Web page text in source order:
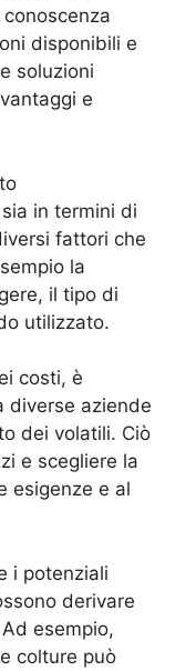
disponibili e
soluzioni
e
in termini di
fattori che
la
il tipo di
utilizzato.
costi, è
diverse aziende
dei volatili. Ciò
e scegliere la
esigenze e al
i potenziali
derivare
esempio,
colture può